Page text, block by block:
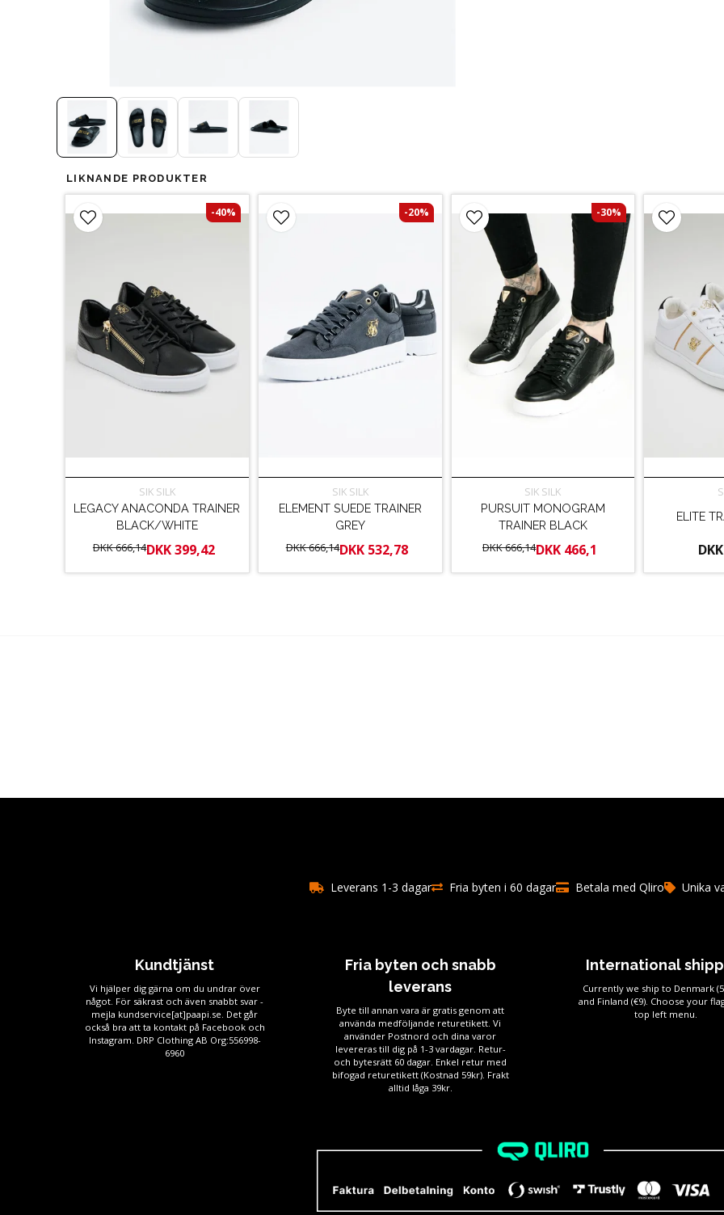
LIKNANDE PRODUKTER
SIK SILK
LEGACY ANACONDA TRAINER
BLACK/WHITE
DKK 666,14DKK 399,42
-40%
SIK SILK
ELEMENT SUEDE TRAINER
GREY
DKK 666,14DKK 532,78
-20%
SIK SILK
PURSUIT MONOGRAM
TRAINER BLACK
DKK 666,14DKK 466,1
-30%
ELITE
Leverans 1-3 dagar Fria byten i 60 dagar Betala med Qliro Unika
Kundtjänst
Vi hjälper dig gärna om du undrar över
något. För säkrast och även snabbt svar -
mejla kundservice[at]paapi.se. Det går
också bra att ta kontakt på Facebook och
Instagram. DRP Clothing AB Org:556998-
6960
Fria byten och snabb
leverans
Byte till annan vara är gratis genom att
använda medföljande returetikett. Vi
använder Postnord och dina varor
levereras till dig på 1-3 vardagar. Retur-
och bytesrätt 60 dagar. Enkel retur med
bifogad returetikett (Kostnad 59kr). Frakt
alltid låga 39kr.
International
Currently we ship to Denmark
and Finland (€9). Choose your
top left menu.